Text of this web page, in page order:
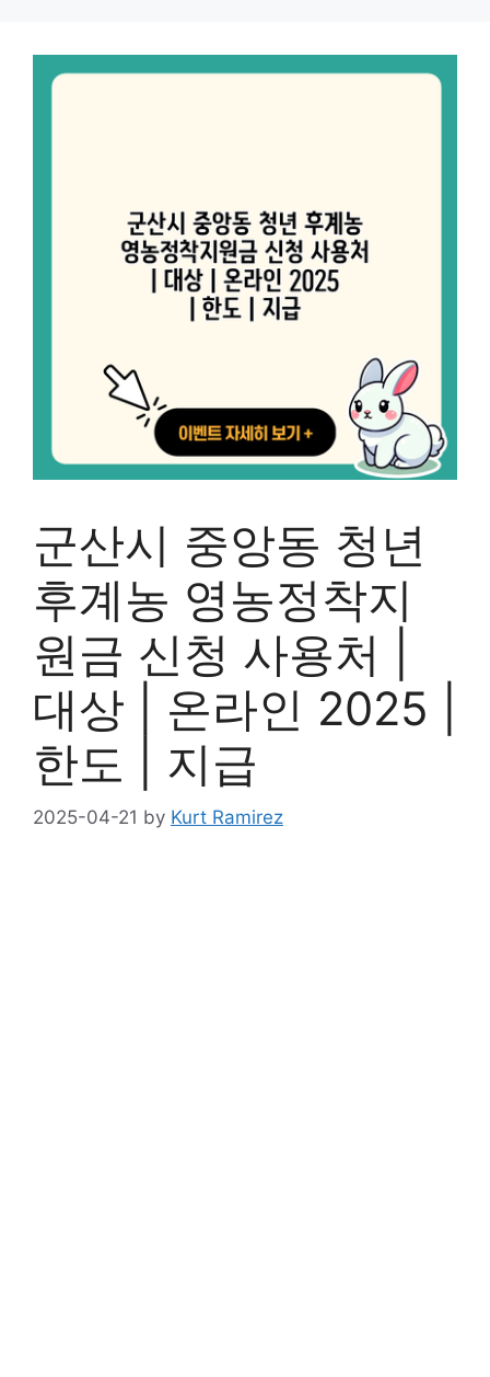
군산시 중앙동 청년
후계농 영농정착지
원금 신청 사용처 |
대상 | 온라인 2025 |
한도 | 지급
2025-04-21 by Kurt Ramirez